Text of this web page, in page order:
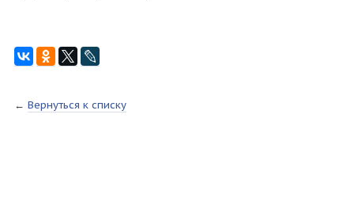
← Вернуться к списку